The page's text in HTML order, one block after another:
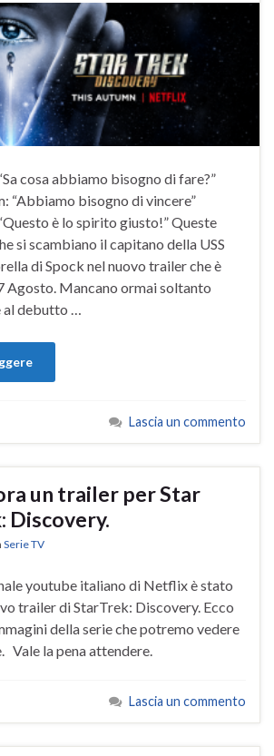
cosa abbiamo bisogno di fare?”
“Abbiamo bisogno di vincere”
è lo spirito giusto!” Queste
si scambiano il capitano della USS
di Spock nel nuovo trailer che è
Agosto. Mancano ormai soltanto
al debutto …
Lascia un commento
un trailer per Star
Discovery.
Serie TV
youtube italiano di Netflix è stato
trailer di StarTrek: Discovery. Ecco
della serie che potremo vedere
Vale la pena attendere.
Lascia un commento